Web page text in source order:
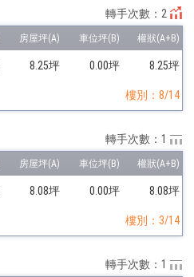
8.25坪 0.00坪 8.25坪
樓別：8/14
轉手次數：2
8.08坪 0.00坪 8.08坪
樓別：3/14
轉手次數：1
轉手次數：1